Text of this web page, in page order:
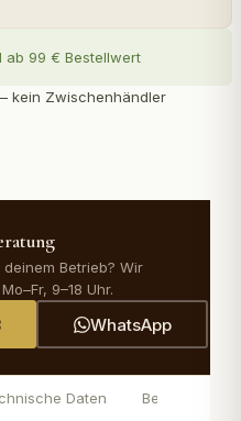
ab 99 € Bestellwert
kein Zwischenhändler
Betrieb? Wir
9–18 Uhr.
WhatsApp
Daten Bewertungen